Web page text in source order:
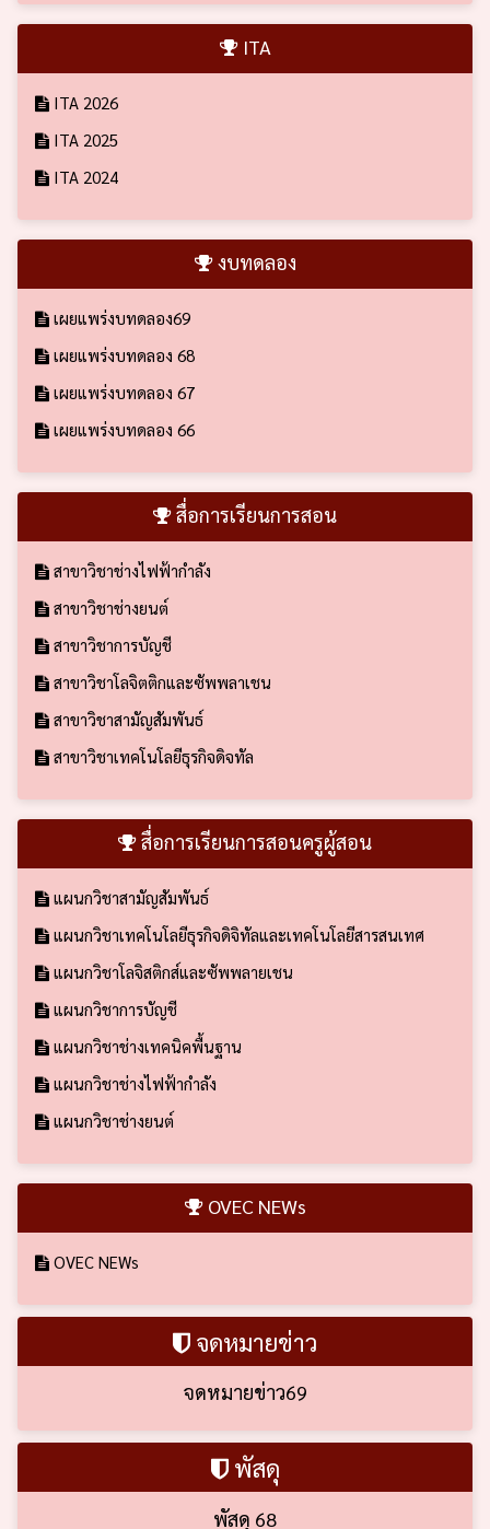
ITA
ITA 2026
ITA 2025
ITA 2024
งบทดลอง
เผยแพร่งบทดลอง69
เผยแพร่งบทดลอง 68
เผยแพร่งบทดลอง 67
เผยแพร่งบทดลอง 66
สื่อการเรียนการสอน
สาขาวิชาช่างไฟฟ้ากำลัง
สาขาวิชาช่างยนต์
สาขาวิชาการบัญชี
สาขาวิชาโลจิตติกและซัพพลาเชน
สาขาวิชาสามัญสัมพันธ์
สาขาวิชาเทคโนโลยีธุรกิจดิจทัล
สื่อการเรียนการสอนครูผู้สอน
แผนกวิชาสามัญสัมพันธ์
แผนกวิชาเทคโนโลยีธุรกิจดิจิทัลและเทคโนโลยีสารสนเทศ
แผนกวิชาโลจิสติกส์และซัพพลายเชน
แผนกวิชาการบัญชี
แผนกวิชาช่างเทคนิคพื้นฐาน
แผนกวิชาช่างไฟฟ้ากำลัง
แผนกวิชาช่างยนต์
OVEC NEWs
OVEC NEWs
จดหมายข่าว
จดหมายข่าว69
พัสดุ
พัสดุ 68